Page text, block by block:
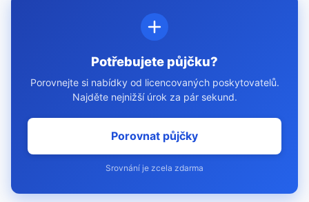
Potřebujete půjčku?
Porovnejte si nabídky od licencovaných poskytovatelů.
Najděte nejnižší úrok za pár sekund.
Porovnat půjčky
Srovnání je zcela zdarma